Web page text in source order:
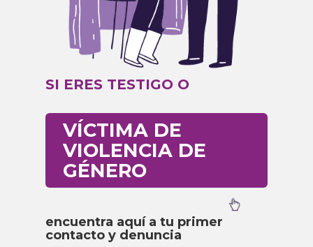
SI ERES TESTIGO O
VÍCTIMA DE
VIOLENCIA DE
GÉNERO
encuentra aquí a tu primer
contacto y denuncia